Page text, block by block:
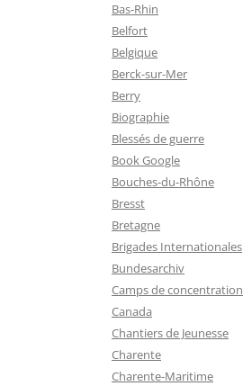
LES MOUTIERS-EN-RETZ – PLAQUE
DE SÉPULTURE DES FRÈRES
LES MOUTIERS-EN-RETZ :
L’ENSEIGNE DE VAISSEAU LEROUX
Bas-Rhin
Belfort
Belgique
Berck-sur-Mer
Berry
Biographie
Blessés de guerre
Book Google
Bouches-du-Rhône
Bresst
Bretagne
Brigades Internationales
Bundesarchiv
Camps de concentration
Canada
Chantiers de Jeunesse
Charente
Charente-Maritime